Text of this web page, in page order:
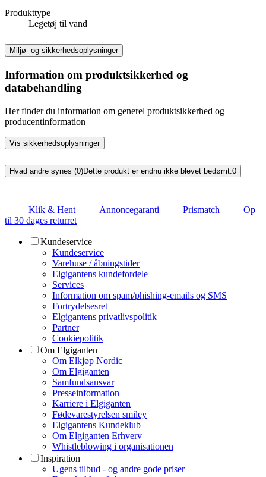
Produkttype
Legetøj til vand
Miljø- og sikkerhedsoplysninger
Information om produktsikkerhed og
databehandling
Her finder du information om generel produktsikkerhed og
producentinformation
Vis sikkerhedsoplysninger
Hvad andre synes (0)Dette produkt er endnu ikke blevet bedømt. 0
Klik & Hent Annoncegaranti Prismatch
Op
til 30 dages returret
Kundeservice
Kundeservice
Varehuse / åbningstider
Elgigantens kundefordele
Services
Information om spam/phishing-emails og SMS
Fortrydelsesret
Elgigantens privatlivspolitik
Partner
Cookiepolitik
Om Elgiganten
Om Elkjøp Nordic
Om Elgiganten
Samfundsansvar
Presseinformation
Karriere i Elgiganten
Fødevarestyrelsen smiley
Elgigantens Kundeklub
Om Elgiganten Erhverv
Whistleblowing i organisationen
Inspiration
Ugens tilbud - og andre gode priser